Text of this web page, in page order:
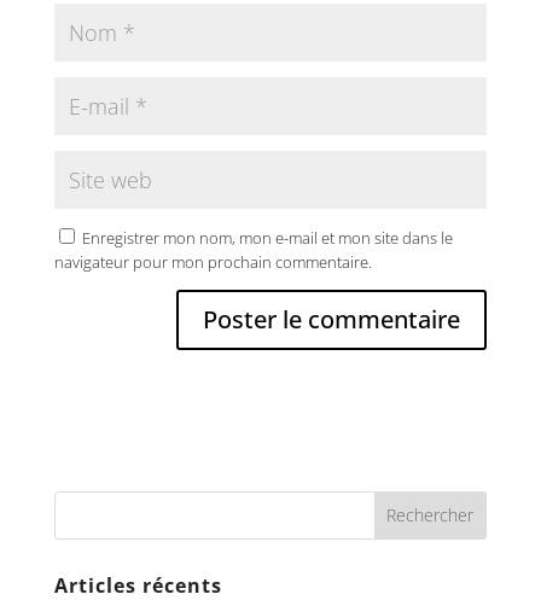
Enregistrer mon nom, mon e-mail et mon site dans le
navigateur pour mon prochain commentaire.
Articles récents